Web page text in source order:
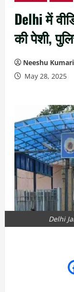
Delhi में
की पेशी,
Neeshu Kumari
May 28, 2025
Delhi